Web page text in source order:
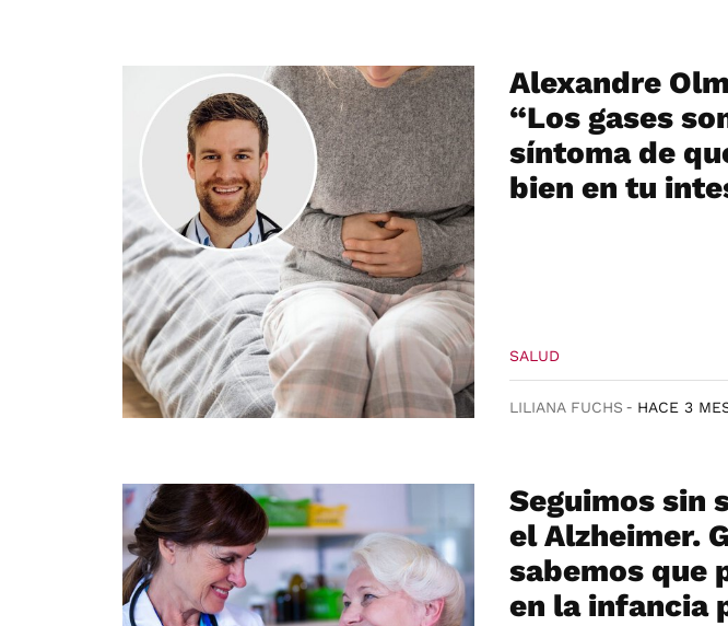
Alexandre
“Los gases
síntoma de
bien en tu
SALUD
LILIANA FUCHS HACE 3
Seguimos sin
el Alzheimer.
sabemos que
en la infancia